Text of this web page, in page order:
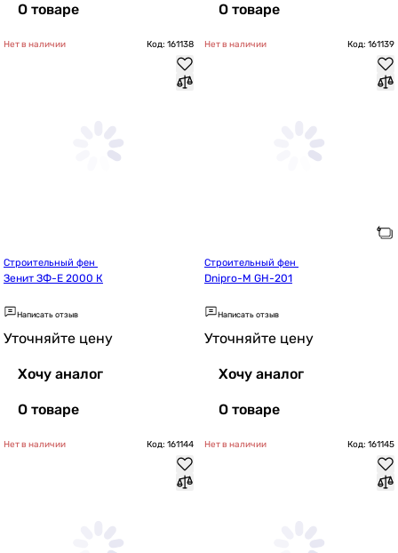
О товаре О товаре
Нет в наличии Код: 161138
Зенит ЗФ-E 2000 К
Написать отзыв
Уточняйте цену
Хочу аналог
О товаре
Нет в наличии Код: 161139
Dnipro-M GH-201
Написать отзыв
Уточняйте цену
Хочу аналог
О товаре
Нет в наличии Код: 161144 Нет в наличии Код: 161145